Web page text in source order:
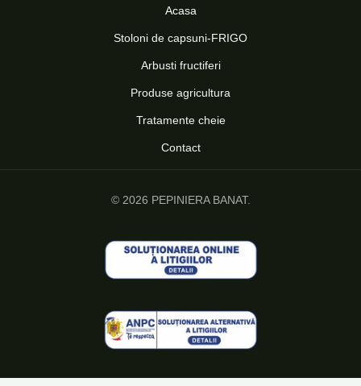
Acasa
Stoloni de capsuni-FRIGO
Arbusti fructiferi
Produse agricultura
Tratamente cheie
Contact
© 2026 PEPINIERA BANAT.